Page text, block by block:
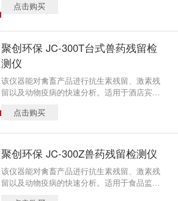
总酸、双氧水、甜蜜素、酸价、过氧化值、重
金属铅等80余项目，仪器预留其他项目检测程
点击购买
聚创环保 JC-300T台式兽药残留检
测仪
该仪器能对禽畜产品进行抗生素残留、激素残
留以及动物疫病的快速分析。适用于酒店宾
场、农产品种植基地、农产品批发市场、食品
域。
点击购买
聚创环保 JC-300Z兽药残留检测仪
该仪器能对禽畜产品进行抗生素残留、激素残
留以及动物疫病的快速分析。适用于食品监督